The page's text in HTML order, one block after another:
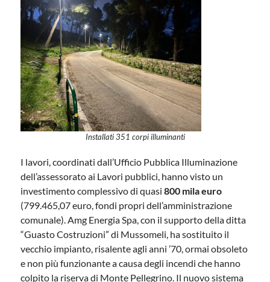
Installati 351 corpi illuminanti
I lavori, coordinati dall’Ufficio Pubblica Illuminazione
dell’assessorato ai Lavori pubblici, hanno visto un
investimento complessivo di quasi 800 mila euro
(799.465,07 euro, fondi propri dell’amministrazione
comunale). Amg Energia Spa, con il supporto della ditta
“Guasto Costruzioni” di Mussomeli, ha sostituito il
vecchio impianto, risalente agli anni ’70, ormai obsoleto
e non più funzionante a causa degli incendi che hanno
colpito la riserva di Monte Pellegrino. Il nuovo sistema